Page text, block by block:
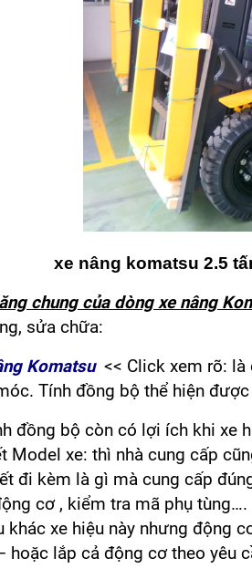
xe nâng komatsu 2.5
chung của dòng xe nâng
sửa chữa:
Komatsu<< Click xem rõ: là
Tính đồng bộ thể hiện
đồng bộ còn có lợi ích khi xe
Model xe: thì nhà cung cấp
đi kèm là gì mà cung cấp
cơ , kiểm tra mã phụ
khác xe hiệu này nhưng động
hoặc lắp cả động cơ theo yêu